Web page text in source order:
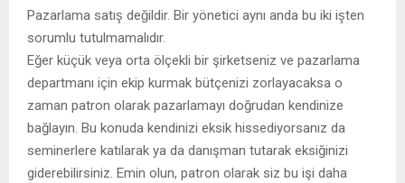
Pazarlama satış değildir. Bir yönetici aynı anda bu iki işten
sorumlu tutulmamalıdır.
Eğer küçük veya orta ölçekli bir şirketseniz ve pazarlama
departmanı için ekip kurmak bütçenizi zorlayacaksa o
zaman patron olarak pazarlamayı doğrudan kendinize
bağlayın. Bu konuda kendinizi eksik hissediyorsanız da
seminerlere katılarak ya da danışman tutarak eksiğinizi
giderebilirsiniz. Emin olun, patron olarak siz bu işi daha